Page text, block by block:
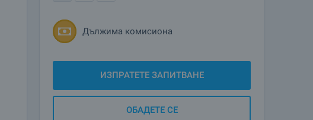
Дължима комисиона
ИЗПРАТЕТЕ ЗАПИТВАНЕ
ОБАДЕТЕ СЕ